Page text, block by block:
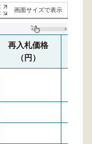
画面サイズで表示
再入札価格
（円）